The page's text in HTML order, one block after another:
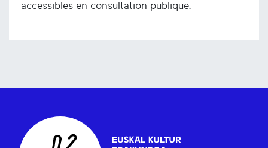
accessibles en consultation publique.